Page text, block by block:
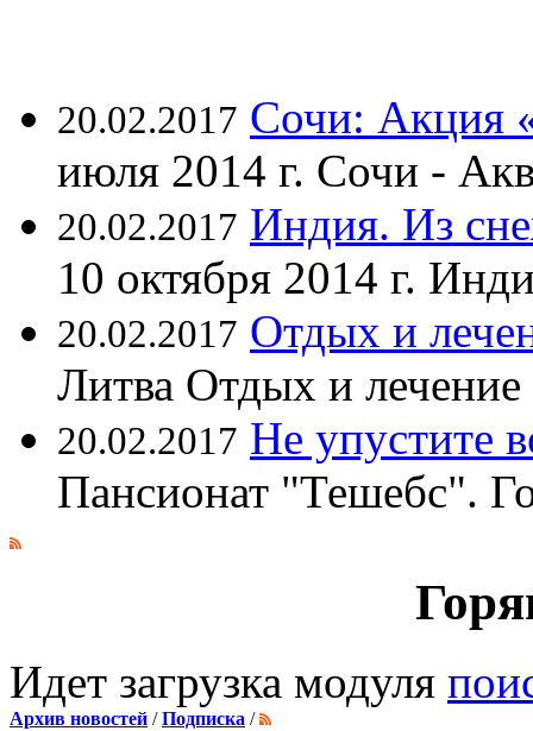
20.02.2017 Сочи: Акция
июля 2014 г. Сочи -
20.02.2017 Индия. Из
10 октября 2014 г.
20.02.2017 Отдых и
Литва Отдых и лечение
20.02.2017 Не упустите
Пансионат "Тешебс".
Идет загрузка модуля
Архив новостей /Подписка /